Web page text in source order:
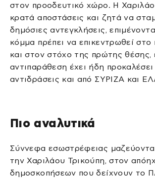
στον προοδευτικό χώρο. Η
κρατά αποστάσεις και ζητά να
δημόσιες αντεγκλήσεις,
κόμμα πρέπει να επικεντρωθεί
και στον στόχο της πρώτης θέσης,
αντιπαράθεση έχει ήδη προκαλέσει
αντιδράσεις και από ΣΥΡΙΖΑ και
Πιο αναλυτικά
Σύννεφα εσωστρέφειας
την Χαριλάου Τρικούπη, στον
δημοσκοπήσεων που δείχνουν το